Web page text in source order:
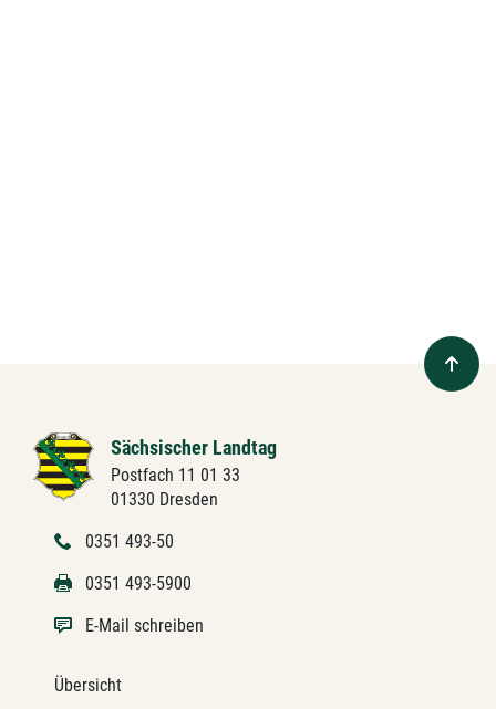
Sächsischer Landtag
Postfach 11 01 33
01330 Dresden
0351 493-50
0351 493-5900
E-Mail schreiben
Übersicht